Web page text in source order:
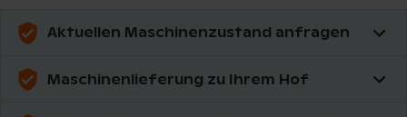
Aktuellen Maschinenzustand anfragen
Maschinenlieferung zu Ihrem Hof